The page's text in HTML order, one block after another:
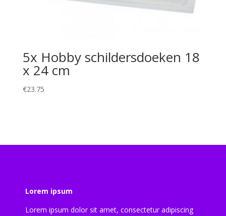
5x Hobby schildersdoeken 18
x 24 cm
€23.75
Lorem ipsum
Lorem ipsum dolor sit amet, consectetur adipiscing